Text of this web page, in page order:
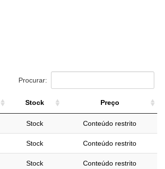
Procurar:
Stock Preço
Stock Preço
Stock Conteúdo restrito
Stock Conteúdo restrito
Stock Conteúdo restrito